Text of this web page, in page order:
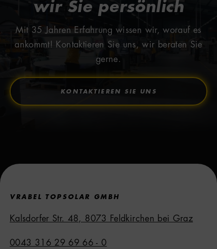
wir Sie persönlich
Mit 35 Jahren Erfahrung wissen wir, worauf es
ankommt! Kontaktieren Sie uns, wir beraten Sie
gerne.
KONTAKTIEREN SIE UNS
VRABEL TOPSOLAR GMBH
Kalsdorfer Str. 48, 8073 Feldkirchen bei Graz
0043 316 29 69 66 - 0